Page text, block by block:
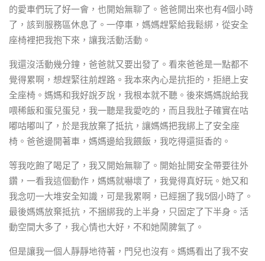
的愛車們玩了好一會，也開始無聊了。爸爸開出來也有4個小時
了，該到服務區休息了。一停車，媽媽趕緊給我鬆綁，從安全
座椅裡把我抱下來，讓我活動活動。
我還沒活動幾分鐘，爸爸就又要出發了。看來爸爸是一點都不
覺得累啊，想趕緊往前趕路。我本來內心是抗拒的，拒絕上安
全座椅。媽媽和我好說歹說，我根本就不聽。後來媽媽說給我
喂稀飯和蛋兒蛋兒，我一聽是我愛吃的，而且我肚子確實在咕
嘟咕嘟叫了，於是我放棄了抵抗，讓媽媽把我綁上了安全座
椅。爸爸邊開著車，媽媽邊給我餵飯，我吃得還挺香的。
等我吃飽了喝足了，我又開始無聊了。開始扯開安全帶要往外
鑽，一看我這個動作，媽媽就嚇壞了，我覺得真好玩。她又和
我念叨一大堆安全知識，可是我累啊，已經捆了我5個小時了。
最後媽媽放棄抵抗，不捆綁我的上半身，只固定了下半身。活
動空間大多了，我心情也大好，不和她鬧脾氣了。
但是讓我一個人靜靜地待著，門兒也沒有。媽媽看出了我不安